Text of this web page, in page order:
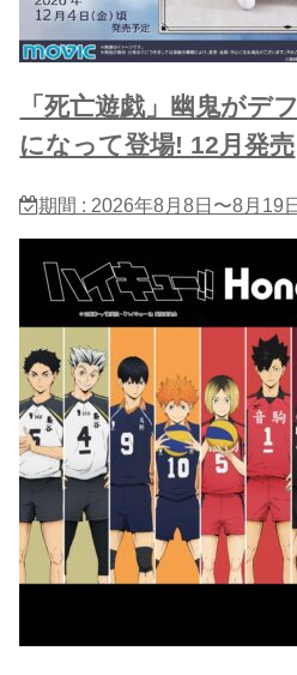
「死亡遊戯」幽鬼がデ
になって登場! 12月発売
期間 : 2026年8月8日〜8月19